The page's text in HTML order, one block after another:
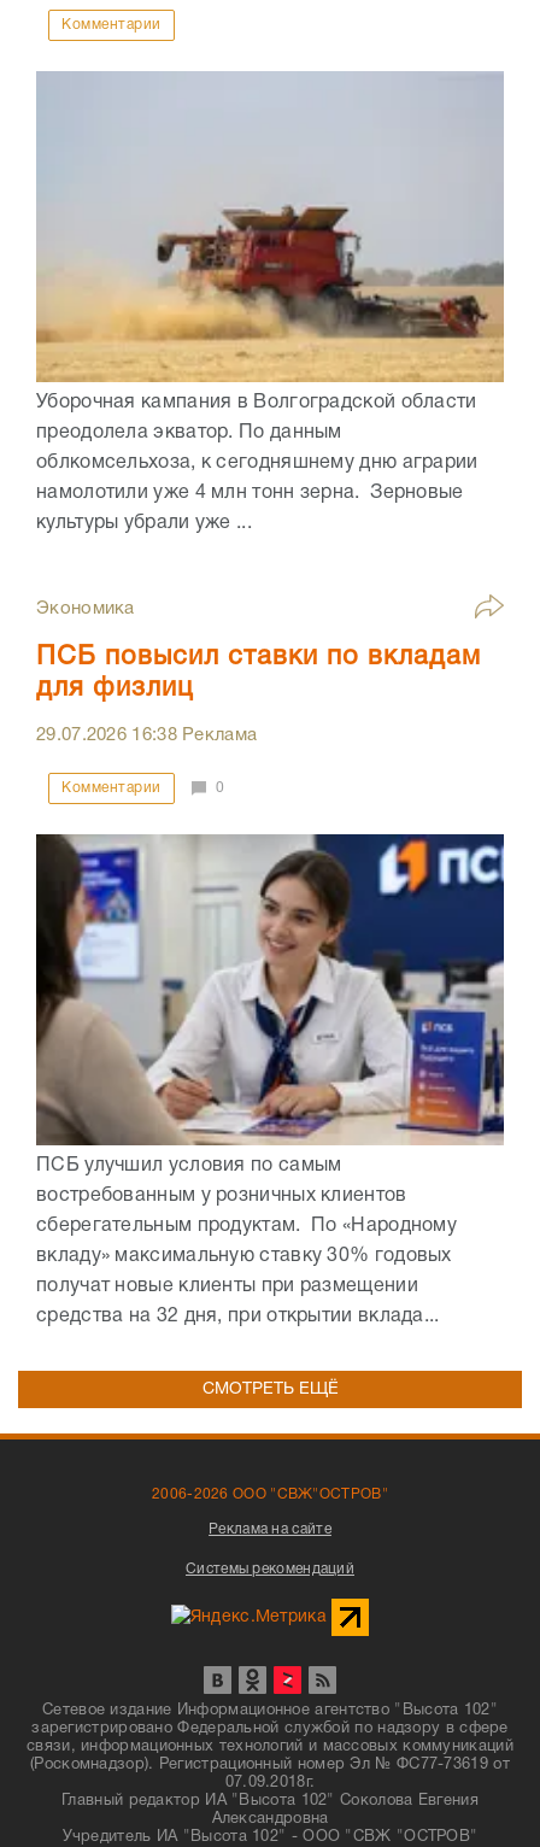
Комментарии
Уборочная кампания в Волгоградской области
преодолела экватор. По данным
облкомсельхоза, к сегодняшнему дню аграрии
намолотили уже 4 млн тонн зерна. Зерновые
культуры убрали уже ...
Экономика
ПСБ повысил ставки по вкладам
для физлиц
29.07.2026 16:38Реклама
Комментарии 0
ПСБ улучшил условия по самым
востребованным у розничных клиентов
сберегательным продуктам. По «Народному
вкладу» максимальную ставку 30% годовых
получат новые клиенты при размещении
средства на 32 дня, при открытии вклада...
СМОТРЕТЬ ЕЩЁ
2006-2026 ООО "СВЖ"ОСТРОВ"
Реклама на сайте
Системы рекомендаций
Сетевое издание Информационное агентство "Высота 102"
зарегистрировано Федеральной службой по надзору в сфере
связи, информационных технологий и массовых коммуникаций
(Роскомнадзор). Регистрационный номер Эл № ФС77-73619 от
07.09.2018г.
Главный редактор ИА "Высота 102" Соколова Евгения
Александровна
Учредитель ИА "Высота 102" - ООО "СВЖ "ОСТРОВ"